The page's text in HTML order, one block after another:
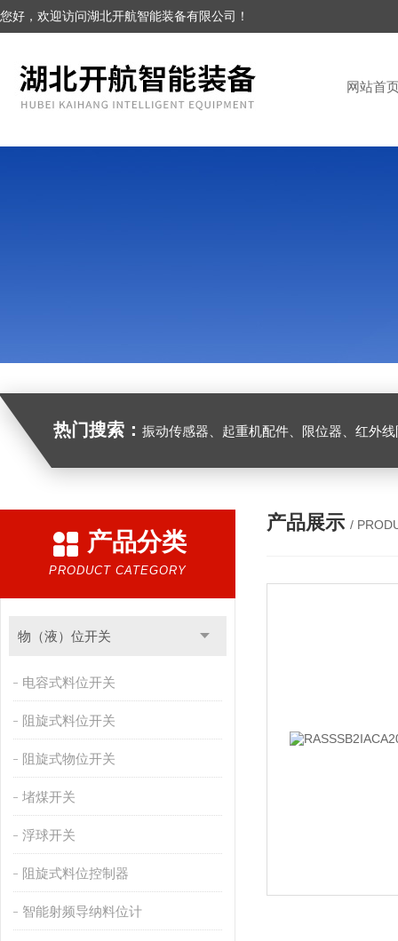
您好，欢迎访问湖北开航智能装备有限公司！
网站首
热门搜索： 振动传感器、起重机配件、限位器、红外线防撞器
产品分类
PRODUCT CATEGORY
物（液）位开关
电容式料位开关
阻旋式料位开关
阻旋式物位开关
堵煤开关
浮球开关
阻旋式料位控制器
智能射频导纳料位计
产品展示 /